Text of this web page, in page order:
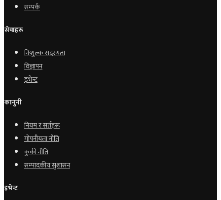
सम्पर्क
सेवाहरू
निःशुल्क सदस्यता
विज्ञापन
इभेन्ट
कानुनी
नियम र सर्तहरू
गोपनीयता नीति
कुकी नीति
सम्पादकीय सुशासन
इभेन्ट